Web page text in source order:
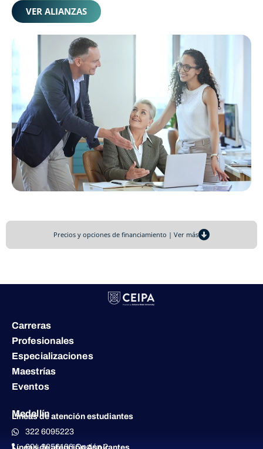
VER ALIANZAS
Precios y opciones de financiamiento | Ver más
Carreras
Profesionales
Especializaciones
Maestrías
Eventos
Medellín
Líneas de atención estudiantes
322 6095223
604 3056100 Opción 2